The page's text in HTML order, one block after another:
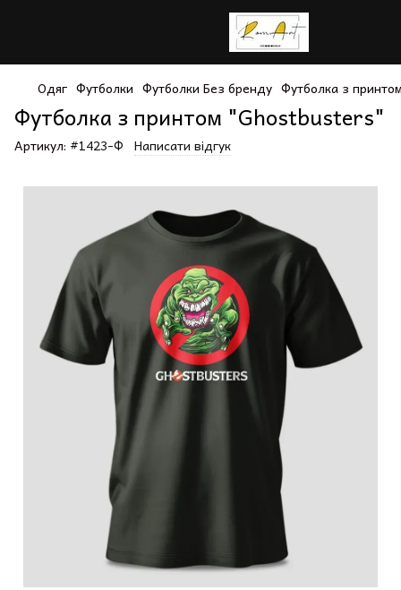
Одяг Футболки Футболки Без бренду Футболка з
Футболка з принтом "Ghostbusters"
Артикул: #1423-Ф Написати відгук